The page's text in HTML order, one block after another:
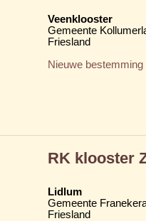
Veenklooster
Gemeente
Friesland
Nieuwe bestemming
RK klooster
Lidlum
Gemeente
Friesland